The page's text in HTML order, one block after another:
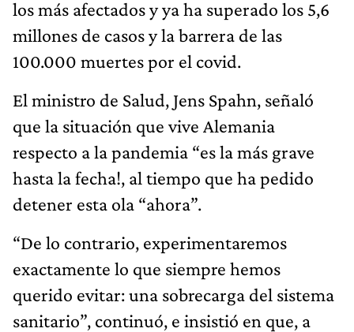
los más afectados y ya ha superado los 5,6
millones de casos y la barrera de las
100.000 muertes por el covid.
El ministro de Salud, Jens Spahn, señaló
que la situación que vive Alemania
respecto a la pandemia “es la más grave
hasta la fecha!, al tiempo que ha pedido
detener esta ola “ahora”.
“De lo contrario, experimentaremos
exactamente lo que siempre hemos
querido evitar: una sobrecarga del sistema
sanitario”, continuó, e insistió en que, a